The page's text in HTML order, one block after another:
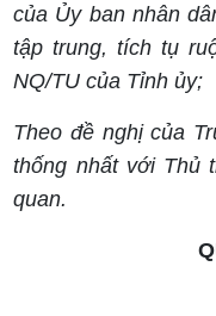
của Ủy ban nhân
tập trung, tích tụ
NQ/TU của Tỉnh ủy;
Theo đề nghị của
thống nhất với Thủ
quan.